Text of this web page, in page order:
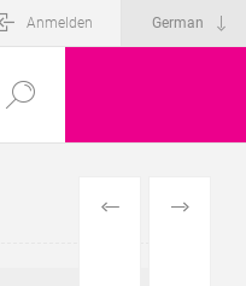
Anmelden
VORHERIGES